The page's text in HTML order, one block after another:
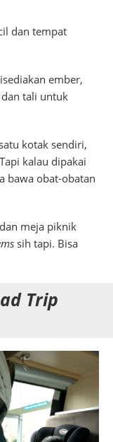
dan tempat
ember,
dan tali untuk
kotak sendiri,
kalau dipakai
bawa obat-obatan
meja piknik
sih tapi. Bisa
Trip